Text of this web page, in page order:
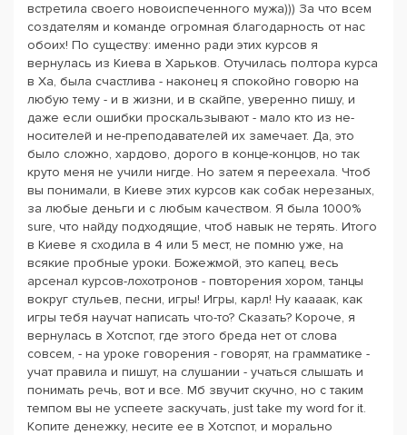
встретила своего новоиспеченного мужа))) За что всем
создателям и команде огромная благодарность от нас
обоих! По существу: именно ради этих курсов я
вернулась из Киева в Харьков. Отучилась полтора курса
в Ха, была счастлива - наконец я спокойно говорю на
любую тему - и в жизни, и в скайпе, уверенно пишу, и
даже если ошибки проскальзывают - мало кто из не-
носителей и не-преподавателей их замечает. Да, это
было сложно, хардово, дорого в конце-концов, но так
круто меня не учили нигде. Но затем я переехала. Чтоб
вы понимали, в Киеве этих курсов как собак нерезаных,
за любые деньги и с любым качеством. Я была 1000%
sure, что найду подходящие, чтоб навык не терять. Итого
в Киеве я сходила в 4 или 5 мест, не помню уже, на
всякие пробные уроки. Божежмой, это капец, весь
арсенал курсов-лохотронов - повторения хором, танцы
вокруг стульев, песни, игры! Игры, карл! Ну каааак, как
игры тебя научат написать что-то? Сказать? Короче, я
вернулась в Хотспот, где этого бреда нет от слова
совсем, - на уроке говорения - говорят, на грамматике -
учат правила и пишут, на слушании - учаться слышать и
понимать речь, вот и все. Мб звучит скучно, но с таким
темпом вы не успеете заскучать, just take my word for it.
Копите денежку, несите ее в Хотспот, и морально